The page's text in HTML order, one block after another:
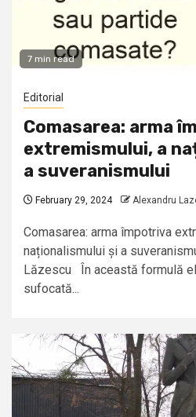
7 min read
Editorial
Comasarea: arma
extremismului, a
a suveranismului
February 29, 2024 Alexandru
Comasarea: arma împotriva
naționalismului și a
Lăzescu În această formulă
sufocată...